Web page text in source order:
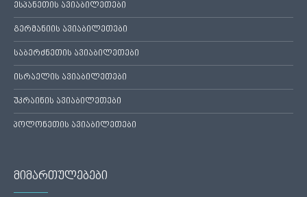
ესპანეთის ავიაბილეთები
გერმანიის ავიაბილეთები
საბერძნეთის ავიაბილეთები
ისრაელის ავიაბილეთები
უკრაინის ავიაბილეთები
პოლონეთის ავიაბილეთები
მიმართულებები